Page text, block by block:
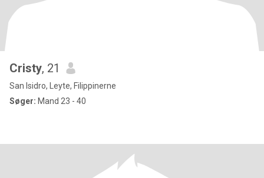
Cristy, 21
San Isidro, Leyte, Filippinerne
Søger: Mand 23 - 40